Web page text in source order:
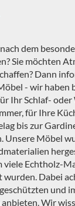
dem
Sie möchten
Dann
- wir haben
Ihr Schlaf-
für Ihre
bis zur
Unsere Möbel
viele Echtholz-
Dabei
und
Wir
verarbeitet werden.